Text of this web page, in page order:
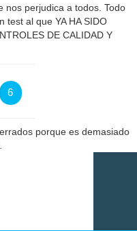
nos perjudica a todos. Todo
test al que YA HA SIDO
DE CALIDAD Y
6
porque es demasiado